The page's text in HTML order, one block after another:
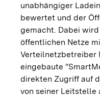
unabhängiger
bewertet und der
gemacht. Dabei
öffentlichen Netze
Verteilnetzbetreiber
eingebaute
direkten Zugriff auf
von seiner Leitstelle